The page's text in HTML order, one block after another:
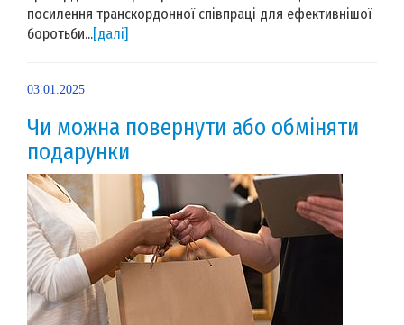
посилення транскордонної співпраці для ефективнішої
боротьби...[далі]
03.01.2025
Чи можна повернути або обміняти
подарунки